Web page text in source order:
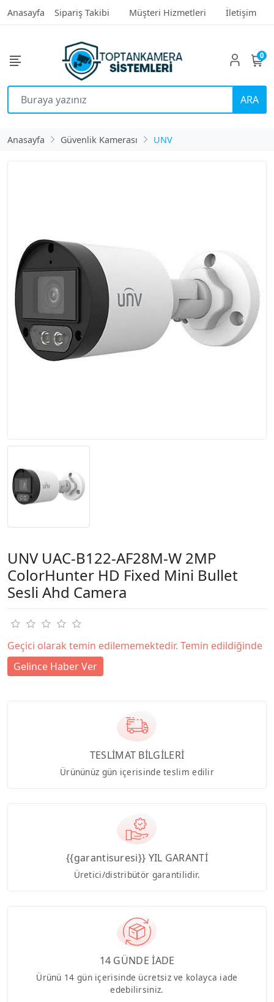
Anasayfa Sipariş Takibi Müşteri Hizmetleri İletişim
ARA
0
Anasayfa Güvenlik Kamerası UNV
UNV UAC-B122-AF28M-W 2MP
ColorHunter HD Fixed Mini Bullet
Sesli Ahd Camera
Geçici olarak temin edilememektedir. Temin edildiğinde
Gelince Haber Ver
TESLİMAT BİLGİLERİ
Ürününüz gün içerisinde teslim edilir
{{garantisuresi}} YIL GARANTİ
Üretici/distribütör garantilidir.
14 GÜNDE İADE
Ürünü 14 gün içerisinde ücretsiz ve kolayca iade
edebilirsiniz.